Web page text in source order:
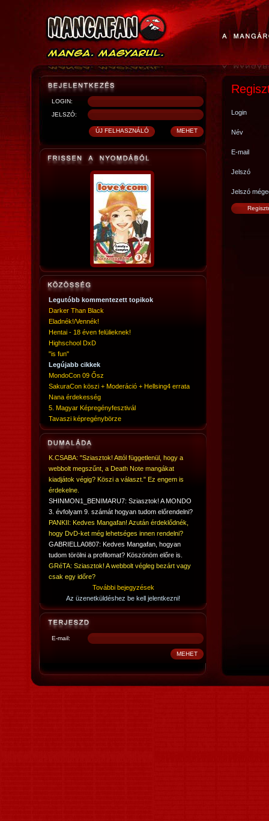
LOGIN:
JELSZÓ:
Legutóbb kommentezett topikok
Darker Than Black
Eladnék!/Vennék!
Hentai - 18 éven felülieknek!
Highschool DxD
"is fun"
Legújabb cikkek
MondoCon 09 Ősz
SakuraCon köszi + Moderáció + Hellsing4 errata
Nana érdekesség
5. Magyar Képregényfesztivál
Tavaszi képregénybörze
K.CSABA: "Sziasztok! Attól függetlenül, hogy a
webbolt megszűnt, a Death Note mangákat
kiadjátok végig? Köszi a választ." Ez engem is
érdekelne.
SHINMON1_BENIMARU7: Sziasztok! A MONDO
3. évfolyam 9. számát hogyan tudom előrendelni?
PANKII: Kedves Mangafan! Azután érdeklődnék,
hogy DvD-ket még lehetséges innen rendelni?
GABRIELLA0807: Kedves Mangafan, hogyan
tudom törölni a profilomat? Köszönöm előre is.
GRéTA: Sziasztok! A webbolt végleg bezárt vagy
csak egy időre?
További bejegyzések
Az üzenetküldéshez be kell jelentkezni!
E-mail:
Login
Név
E-mail
Jelszó
Jelszó